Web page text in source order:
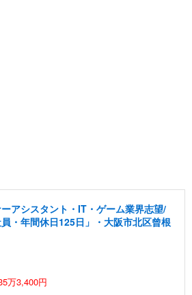
アシスタント・IT・ゲーム業界志望/
・年間休日125日」・大阪市北区曾根
万3,400円